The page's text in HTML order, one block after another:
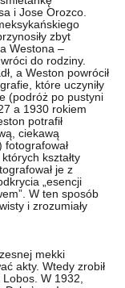
i Jose Orozco.
zbyt
Westona –
do rodziny.
a Weston powrócił
które uczyniły
(podróż po pustyni
a 1930 rokiem
potrafił
ciekawą
kształty
je z
„esencji
W ten sposób
i zrozumiały
mekki
akty. Wtedy zrobił
W 1932,